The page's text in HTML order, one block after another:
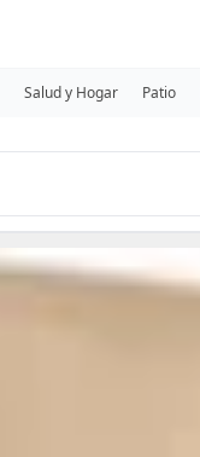
Salud y Hogar Patio